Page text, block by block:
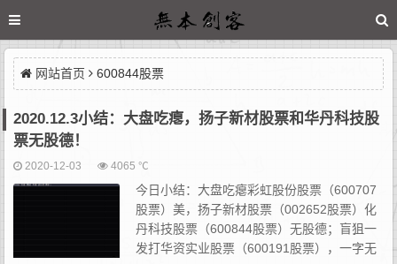
网站首页 600844股票
2020.12.3小结：大盘吃瘪，扬子新材股票和华丹科技股
票无股德！
2020-12-03 4065 ℃
今日小结：大盘吃瘪彩虹股份股票（600707
股票）美，扬子新材股票（002652股票）化
丹科技股票（600844股票）无股德；盲狙一
发打华资实业股票（600191股票），一字无